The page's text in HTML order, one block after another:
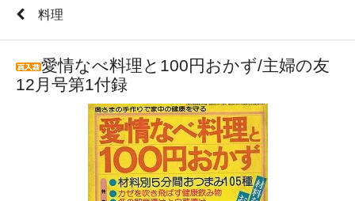
料理
愛情なべ料理と100円おかず/主婦の友
12月号第1付録